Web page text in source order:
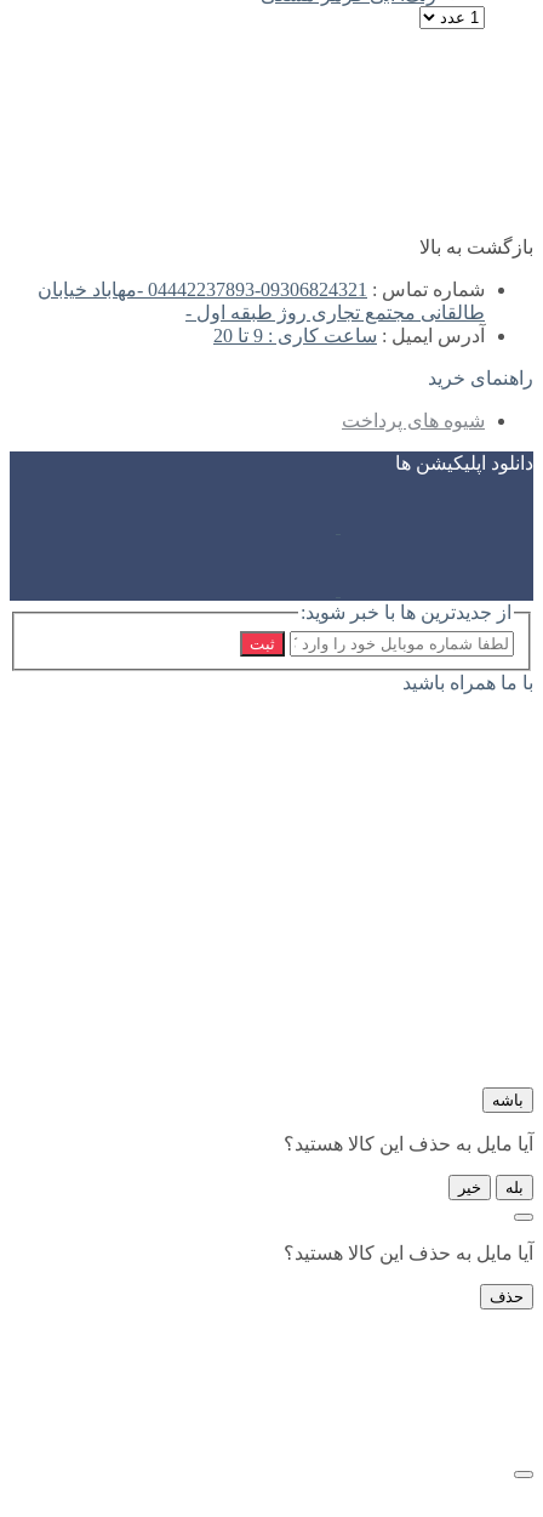
بازگشت به بالا
شماره تماس :
09306824321-04442237893 -مهاباد خیابان
طالقانی مجتمع تجاری روژ طبقه اول -
آدرس ایمیل : ساعت کاری : 9 تا 20
راهنمای خرید
شیوه های پرداخت
دانلود اپلیکیشن ها
از جدیدترین ها با خبر شوید:
ثبت
با ما همراه باشید
باشه
آیا مایل به حذف این کالا هستید؟
بله خیر
آیا مایل به حذف این کالا هستید؟
حذف